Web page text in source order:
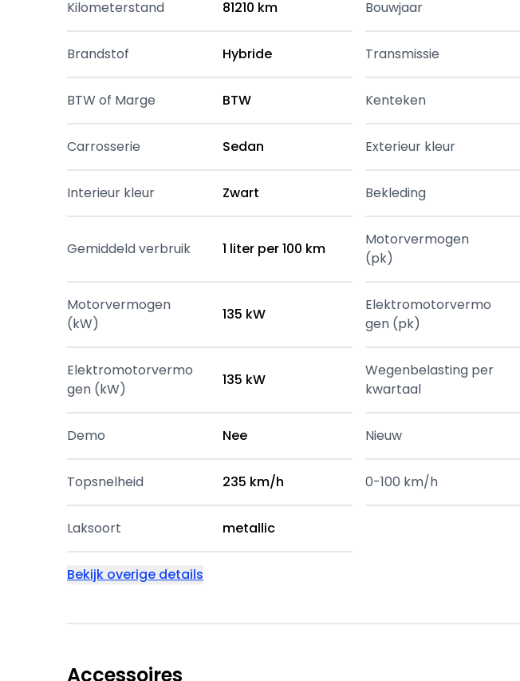
Kilometerstand 81210 km Bouwjaar
Brandstof Hybride Transmissie
BTW of Marge BTW Kenteken
Carrosserie Sedan Exterieur kleur
Interieur kleur Zwart Bekleding
Gemiddeld verbruik 1 liter per 100 km
Motorvermogen
(pk)
Motorvermogen
(kW)
135 kW
Elektromotorvermo
gen (pk)
Elektromotorvermo
gen (kW)
135 kW
Wegenbelasting per
kwartaal
Demo Nee Nieuw
Topsnelheid 235 km/h 0-100 km/h
Laksoort metallic
Bekijk overige details
Accessoires